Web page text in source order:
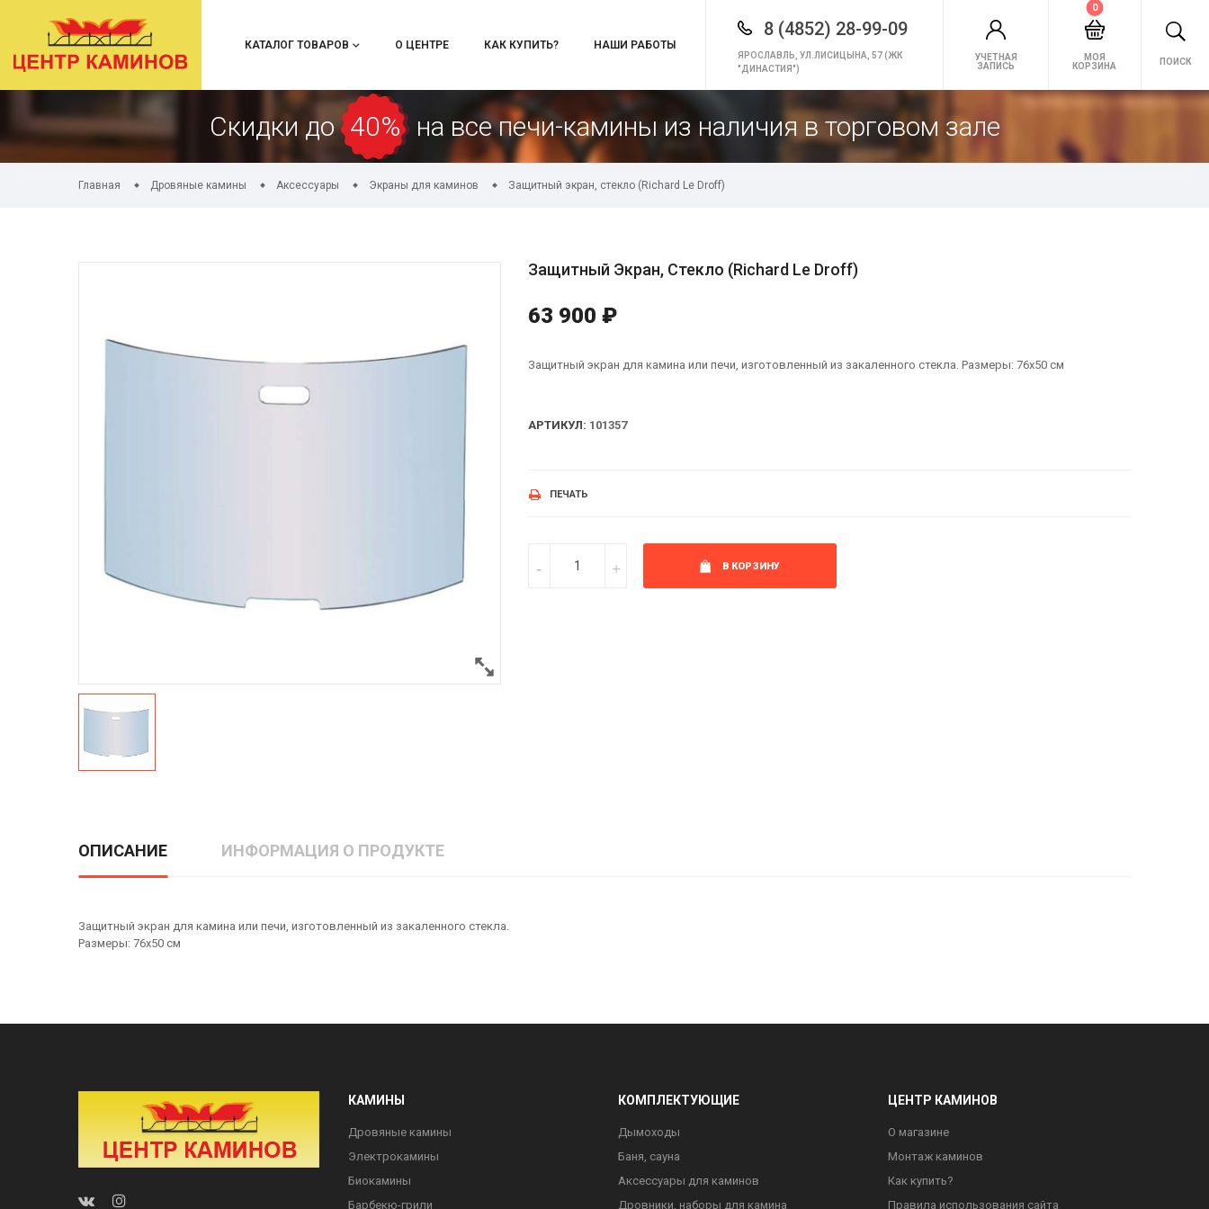
КАТАЛОГ ТОВАРОВ О ЦЕНТРЕ КАК КУПИТЬ? НАШИ РАБОТЫ
8 (4852) 28-99-09
ЯРОСЛАВЛЬ, УЛ.ЛИСИЦЫНА, 57 (ЖК
"ДИНАСТИЯ")
УЧЕТНАЯ
ЗАПИСЬ
МОЯ
КОРЗИНА
0
ПОИСК
Скидки до 40% на все печи-камины из наличия в торговом зале
Главная Дровяные камины Аксессуары Экраны для каминов Защитный экран, стекло (Richard Le Droff)
Защитный Экран, Стекло (Richard Le Droff)
63 900 ₽
Защитный экран для камина или печи, изготовленный из закаленного стекла. Размеры: 76х50 см
АРТИКУЛ: 101357
ПЕЧАТЬ
В КОРЗИНУ
ОПИСАНИЕ ИНФОРМАЦИЯ О ПРОДУКТЕ
Защитный экран для камина или печи, изготовленный из закаленного стекла.
Размеры: 76х50 см
КАМИНЫ
Дровяные камины
Электрокамины
Биокамины
Барбекю-грили
КОМПЛЕКТУЮЩИЕ
Дымоходы
Баня, сауна
Аксессуары для каминов
Дровники, наборы для камина
ЦЕНТР КАМИНОВ
О магазине
Монтаж каминов
Как купить?
Правила использования сайта